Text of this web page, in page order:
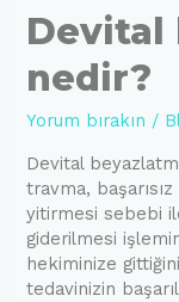
Devital
nedir?
Yorum bırakın /
Devital
travma, başarısız
yitirmesi sebebi
giderilmesi
hekiminize
tedavinizin